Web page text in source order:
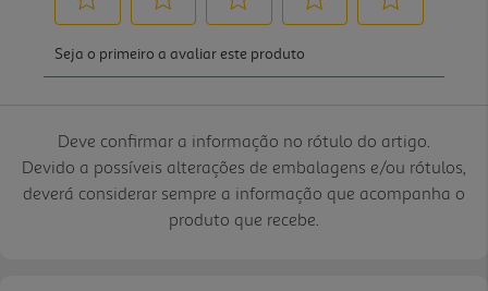
Deve confirmar a informação no rótulo do artigo.
Devido a possíveis alterações de embalagens e/ou rótulos,
deverá considerar sempre a informação que acompanha o
produto que recebe.